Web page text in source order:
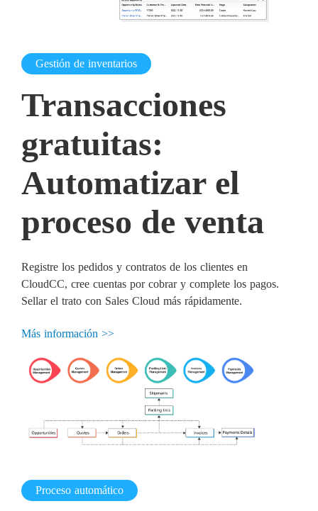
Gestión de inventarios
Transacciones
gratuitas:
Automatizar el
proceso de venta
Registre los pedidos y contratos de los clientes en
CloudCC, cree cuentas por cobrar y complete los pagos.
Sellar el trato con Sales Cloud más rápidamente.
Más información >>
Proceso automático